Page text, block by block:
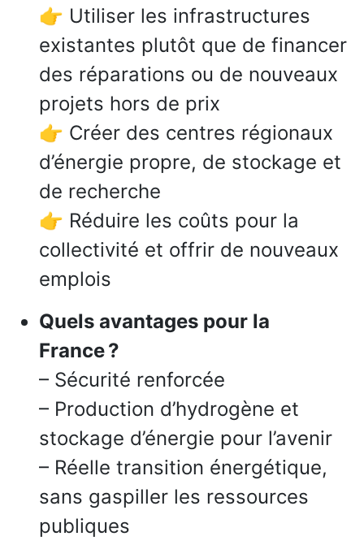
👉 Utiliser les infrastructures
existantes plutôt que de financer
des réparations ou de nouveaux
projets hors de prix
👉 Créer des centres régionaux
d’énergie propre, de stockage et
de recherche
👉 Réduire les coûts pour la
collectivité et offrir de nouveaux
emplois
Quels avantages pour la
France ?
– Sécurité renforcée
– Production d’hydrogène et
stockage d’énergie pour l’avenir
– Réelle transition énergétique,
sans gaspiller les ressources
publiques